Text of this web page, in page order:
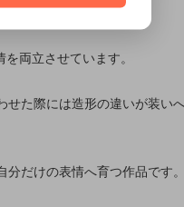
生みます。
両立させています。
た際には造形の違いが装い
だけの表情へ育つ作品です。